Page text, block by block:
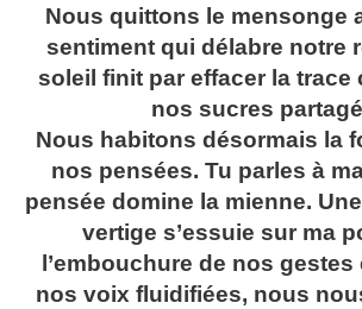
Nous quittons le mensonge
sentiment qui délabre notre
soleil finit par effacer la trace
nos sucres
Nous habitons désormais la
nos pensées. Tu parles à
pensée domine la mienne.
vertige s’essuie sur ma
l’embouchure de nos
nos voix fluidifiées, nous